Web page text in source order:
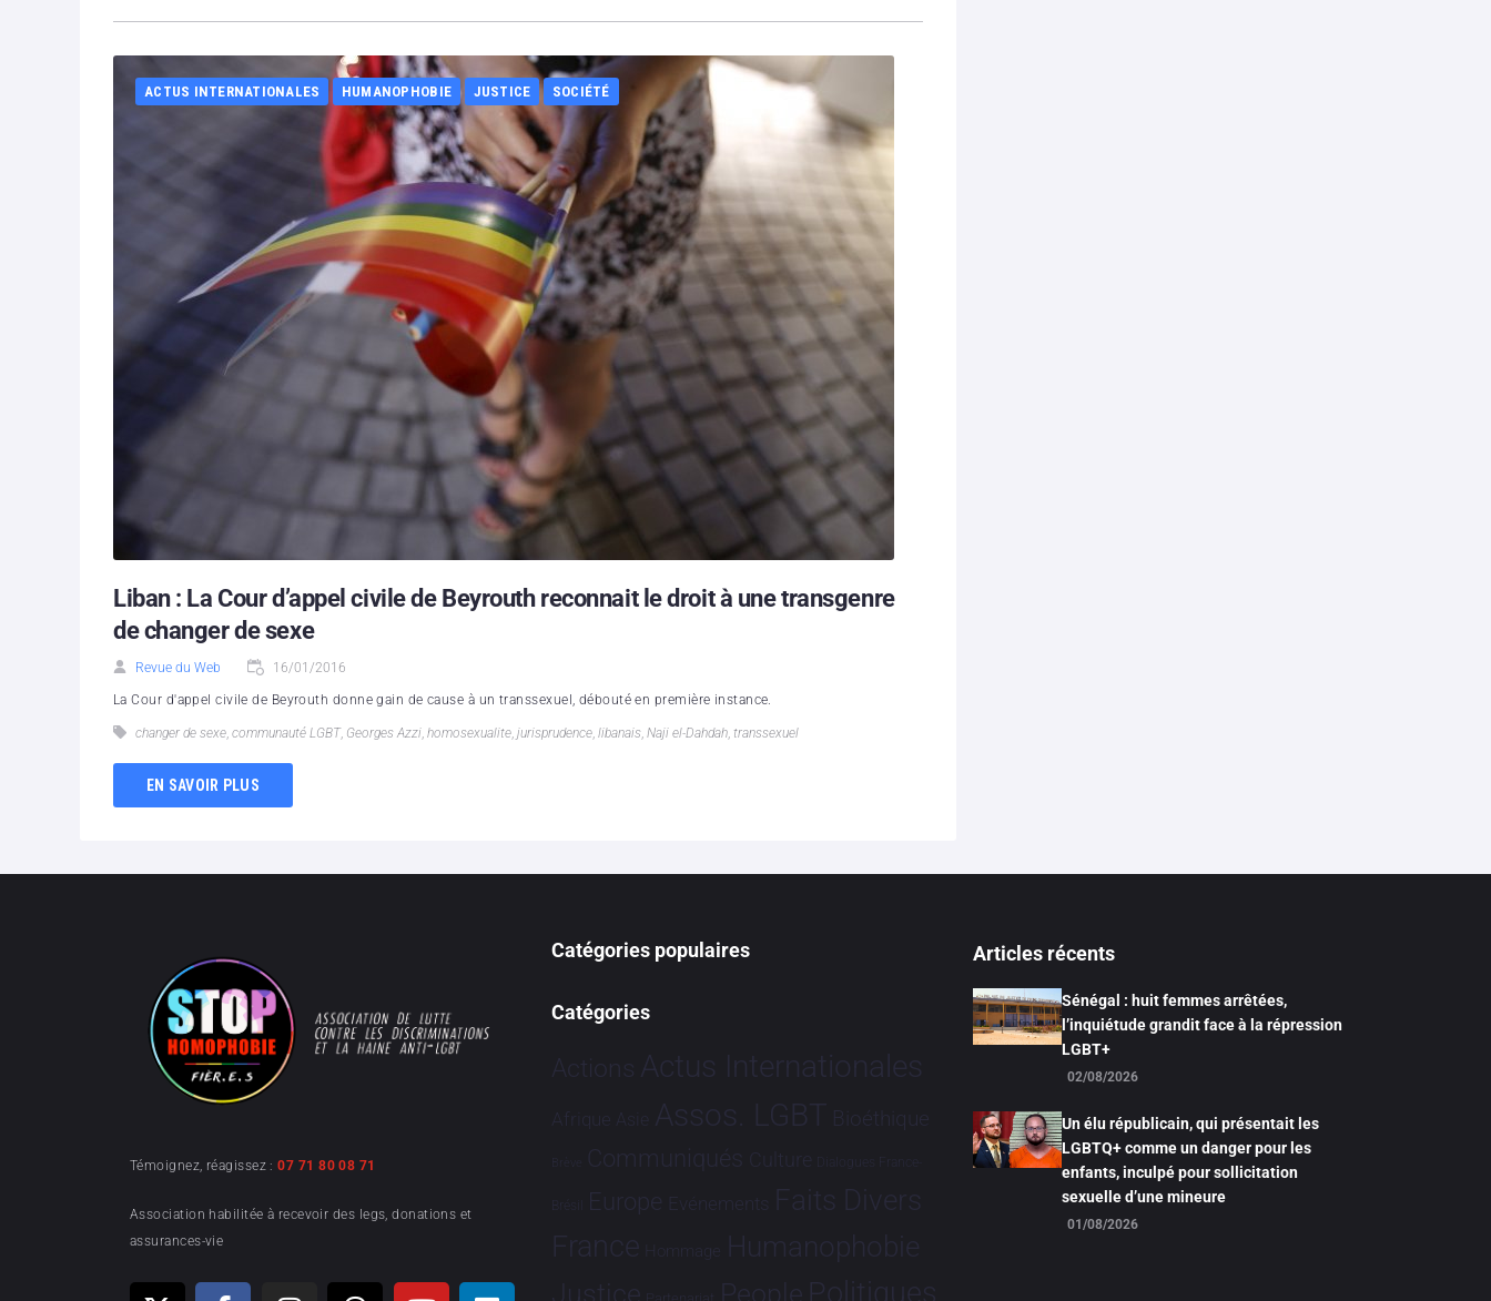
ACTUS INTERNATIONALES HUMANOPHOBIE JUSTICE SOCIÉTÉ
Liban : La Cour d’appel civile de Beyrouth reconnait le droit à une transgenre
de changer de sexe
Revue du Web 16/01/2016
La Cour d'appel civile de Beyrouth donne gain de cause à un transsexuel, débouté en première instance.
changer de sexe, communauté LGBT, Georges Azzi, homosexualite, jurisprudence, libanais, Naji el-Dahdah, transsexuel
EN SAVOIR PLUS
Témoignez, réagissez :07 71 80 08 71
Association habilitée à recevoir des legs, donations et
assurances-vie
Catégories populaires
Catégories
Actions Actus Internationales
Afrique Asie Assos. LGBT Bioéthique
Brève Communiqués Culture Dialogues France-
Brésil Europe Evénements Faits Divers
France Hommage Humanophobie
Justice People Politiques
Articles récents
Sénégal : huit femmes arrêtées,
l’inquiétude grandit face à la répression
LGBT+
02/08/2026
Un élu républicain, qui présentait les
LGBTQ+ comme un danger pour les
enfants, inculpé pour sollicitation
sexuelle d’une mineure
01/08/2026